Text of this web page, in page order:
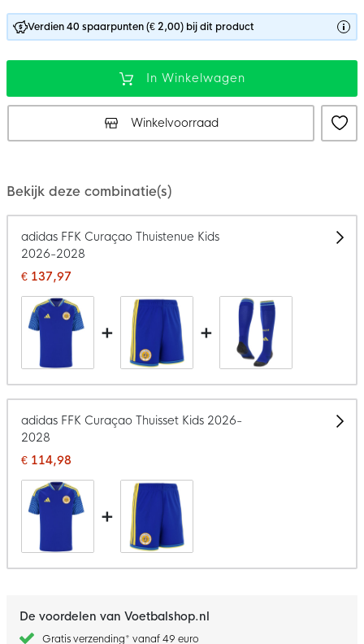
Verdien 40 spaarpunten (€ 2,00) bij dit product
In Winkelwagen
Winkelvoorraad
Bekijk deze combinatie(s)
adidas FFK Curaçao Thuistenue Kids
2026-2028
€ 137,97
+ +
adidas FFK Curaçao Thuisset Kids 2026-
2028
€ 114,98
+
De voordelen van Voetbalshop.nl
Gratis verzending* vanaf 49 euro